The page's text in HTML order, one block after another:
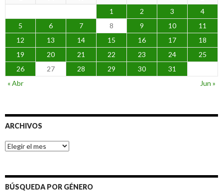
1
2 3
4
5
6 7 8 9 10
11
12
13 14 15 16 17
18
19
20 21 22 23 24
25
26
27 28 29 30
31
« Abr
Jun »
ARCHIVOS
Archivos
BÚSQUEDA POR GÉNERO